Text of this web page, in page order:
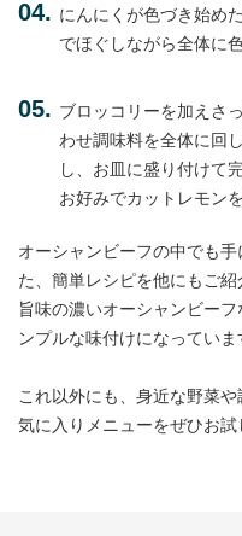
にんにくが色づき始め
でほぐしながら全体に
ブロッコリーを加えさ
わせ調味料を全体に回
し、お皿に盛り付けて完
お好みでカットレモン
オーシャンビーフの中でも
た、簡単レシピを他にもご紹
旨味の濃いオーシャンビー
ンプルな味付けになっていま
これ以外にも、身近な野菜
気に入りメニューをぜひお試